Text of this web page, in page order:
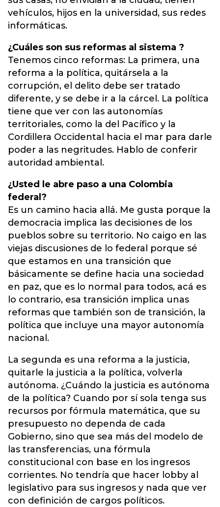
vehículos, hijos en la universidad, sus redes
informáticas.
¿Cuáles son sus reformas al sistema ?
Tenemos cinco reformas: La primera, una
reforma a la política, quitársela a la
corrupción, el delito debe ser tratado
diferente, y se debe ir a la cárcel. La política
tiene que ver con las autonomías
territoriales, como la del Pacífico y la
Cordillera Occidental hacia el mar para darle
poder a las negritudes. Hablo de conferir
autoridad ambiental.
¿Usted le abre paso a una Colombia
federal?
Es un camino hacia allá. Me gusta porque la
democracia implica las decisiones de los
pueblos sobre su territorio. No caigo en las
viejas discusiones de lo federal porque sé
que estamos en una transición que
básicamente se define hacia una sociedad
en paz, que es lo normal para todos, acá es
lo contrario, esa transición implica unas
reformas que también son de transición, la
política que incluye una mayor autonomía
nacional.
La segunda es una reforma a la justicia,
quitarle la justicia a la política, volverla
autónoma. ¿Cuándo la justicia es autónoma
de la política? Cuando por sí sola tenga sus
recursos por fórmula matemática, que su
presupuesto no dependa de cada
Gobierno, sino que sea más del modelo de
las transferencias, una fórmula
constitucional con base en los ingresos
corrientes. No tendría que hacer lobby al
legislativo para sus ingresos y nada que ver
con definición de cargos políticos.